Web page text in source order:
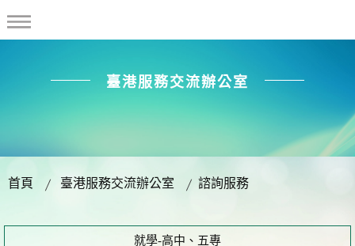
臺港服務交流辦公室
首頁 臺港服務交流辦公室 諮詢服務
就學-高中、五專